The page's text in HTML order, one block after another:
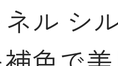
ル シ